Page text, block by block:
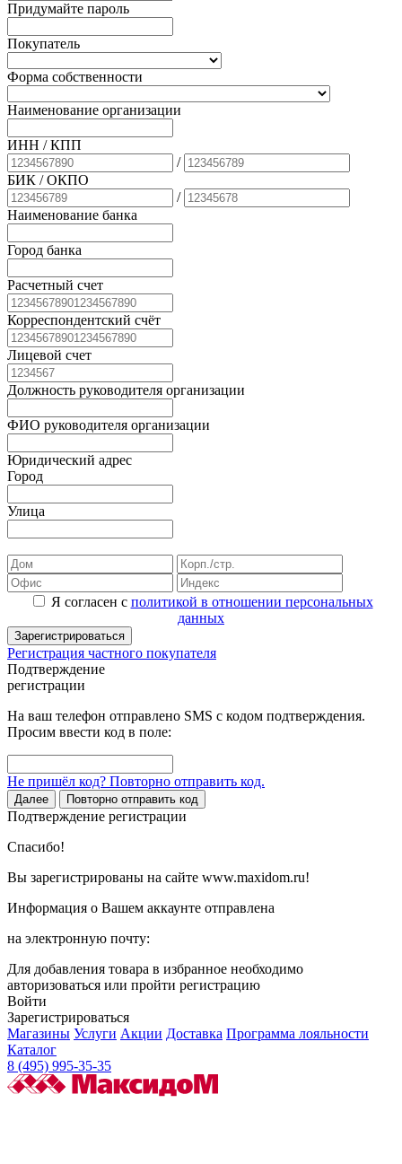
Придумайте пароль
Покупатель
Форма собственности
Наименование организации
ИНН / КПП
/
БИК / ОКПО
/
Наименование банка
Город банка
Расчетный счет
Корреспондентский счёт
Лицевой счет
Должность руководителя организации
ФИО руководителя организации
Юридический адрес
Город
Улица
Я согласен с политикой в отношении персональных
данных
Зарегистрироваться
Регистрация частного покупателя
Подтверждение
регистрации
На ваш телефон отправлено SMS с кодом подтверждения.
Просим ввести код в поле:
Не пришёл код? Повторно отправить код.
Далее Повторно отправить код
Подтверждение регистрации
Спасибо!
Вы зарегистрированы на сайте www.maxidom.ru!
Информация о Вашем аккаунте отправлена
на электронную почту:
Для добавления товара в избранное необходимо
авторизоваться или пройти регистрацию
Войти
Зарегистрироваться
Магазины Услуги Акции Доставка Программа лояльности
Каталог
8 (495) 995-35-35